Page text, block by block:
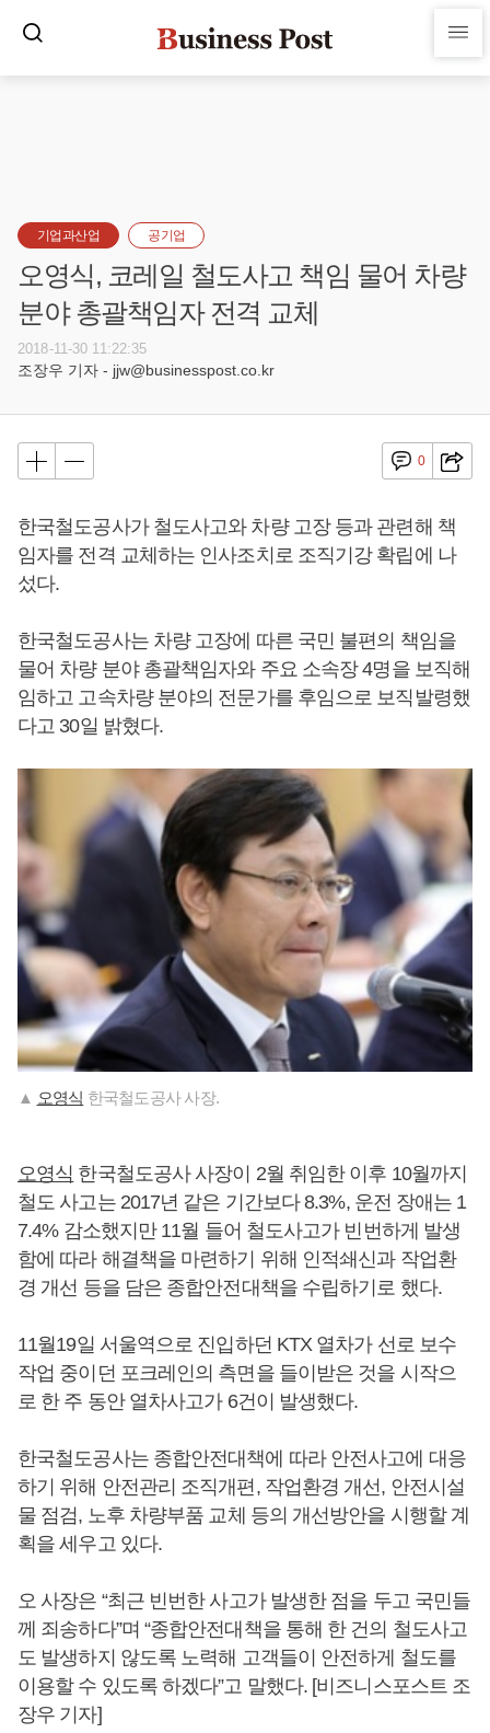
기업과산업 공기업
오영식, 코레일 철도사고 책임 물어 차량
분야 총괄책임자 전격 교체
2018-11-30 11:22:35
조장우 기자 - jjw@businesspost.co.kr
0
한국철도공사가 철도사고와 차량 고장 등과 관련해 책
임자를 전격 교체하는 인사조치로 조직기강 확립에 나
섰다.
한국철도공사는 차량 고장에 따른 국민 불편의 책임을
물어 차량 분야 총괄책임자와 주요 소속장 4명을 보직해
임하고 고속차량 분야의 전문가를 후임으로 보직발령했
다고 30일 밝혔다.
▲ 오영식 한국철도공사 사장.
오영식 한국철도공사 사장이 2월 취임한 이후 10월까지
철도 사고는 2017년 같은 기간보다 8.3%, 운전 장애는 1
7.4% 감소했지만 11월 들어 철도사고가 빈번하게 발생
함에 따라 해결책을 마련하기 위해 인적쇄신과 작업환
경 개선 등을 담은 종합안전대책을 수립하기로 했다.
11월19일 서울역으로 진입하던 KTX 열차가 선로 보수
작업 중이던 포크레인의 측면을 들이받은 것을 시작으
로 한 주 동안 열차사고가 6건이 발생했다.
한국철도공사는 종합안전대책에 따라 안전사고에 대응
하기 위해 안전관리 조직개편, 작업환경 개선, 안전시설
물 점검, 노후 차량부품 교체 등의 개선방안을 시행할 계
획을 세우고 있다.
오 사장은 “최근 빈번한 사고가 발생한 점을 두고 국민들
께 죄송하다”며 “종합안전대책을 통해 한 건의 철도사고
도 발생하지 않도록 노력해 고객들이 안전하게 철도를
이용할 수 있도록 하겠다”고 말했다. [비즈니스포스트 조
장우 기자]